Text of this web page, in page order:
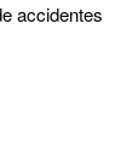
accidentes